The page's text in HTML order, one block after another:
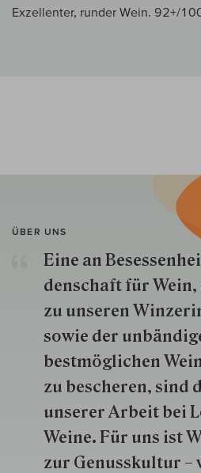
Exzellenter, runder Wein. 92+/
ÜBER UNS
Eine an
den­schaft für
zu unseren
so­wie der
best­mög­lich­en
zu besche­ren, sind
unserer Arbeit bei
Weine. Für uns ist
zur Genuss­kultur –